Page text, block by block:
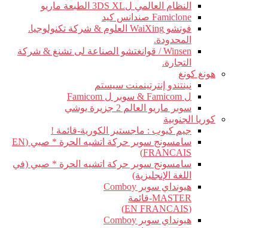
النظام العالمي ل3DS XL الطبعة ماريو
Famiclone صندانس كيد
فوتشو WaiXing العلوم & شركة تكنولوجيا.
المحدودة.
Winsen / قوانغتشو الصناعة لى تشنغ & شركة
التجارة.
هونغ كونغ
نينتندو إنترتينمنت سيستم
ل Famicom & سوبر ل Famicom
سوبر ماريو العالم 2 جزيرة يوشي
كوريا الجنوبية
جيم كيوب : ماجستير الكورية-قائمة !
سامسونج سوبر حركة اتشيه الحرة * صبي (EN
FRANCAIS)
سامسونج سوبر حركة اتشيه الحرة * صبي (في
اللغة الإنجليزية)
هيونداي سوبر Comboy
MASTER-قائمة
(EN FRANCAIS)
هيونداي سوبر Comboy